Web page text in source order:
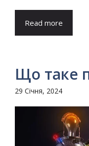
Read more
Що таке
29 Січня, 2024